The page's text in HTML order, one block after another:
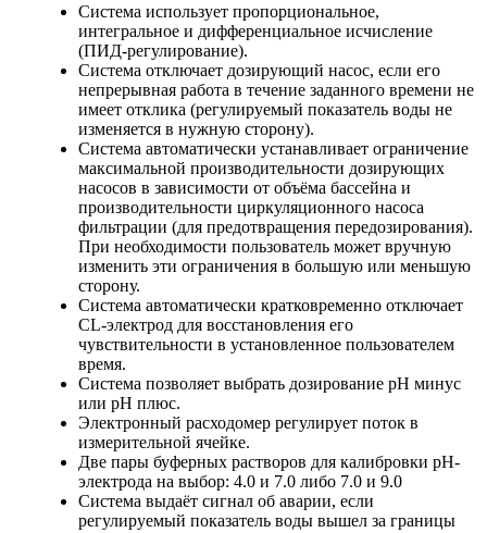
Система использует пропорциональное,
интегральное и дифференциальное исчисление
(ПИД-регулирование).
Система отключает дозирующий насос, если его
непрерывная работа в течение заданного времени не
имеет отклика (регулируемый показатель воды не
изменяется в нужную сторону).
Система автоматически устанавливает ограничение
максимальной производительности дозирующих
насосов в зависимости от объёма бассейна и
производительности циркуляционного насоса
фильтрации (для предотвращения передозирования).
При необходимости пользователь может вручную
изменить эти ограничения в большую или меньшую
сторону.
Система автоматически кратковременно отключает
CL-электрод для восстановления его
чувствительности в установленное пользователем
время.
Система позволяет выбрать дозирование рН минус
или рН плюс.
Электронный расходомер регулирует поток в
измерительной ячейке.
Две пары буферных растворов для калибровки рН-
электрода на выбор: 4.0 и 7.0 либо 7.0 и 9.0
Система выдаёт сигнал об аварии, если
регулируемый показатель воды вышел за границы